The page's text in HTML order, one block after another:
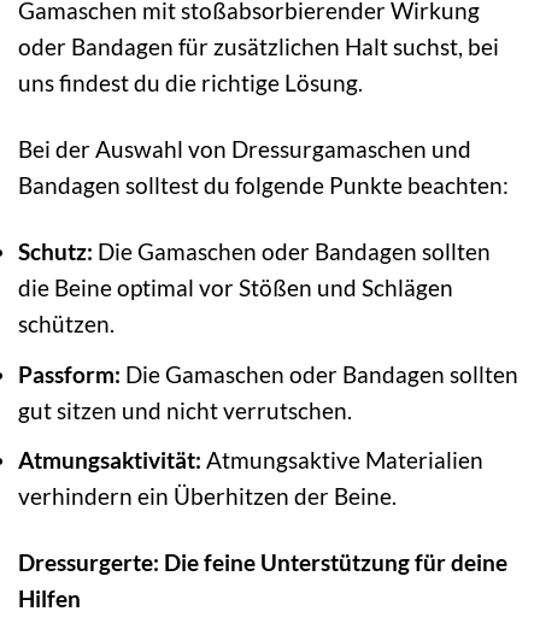
Gamaschen mit stoßabsorbierender Wirkung
oder Bandagen für zusätzlichen Halt suchst, bei
uns findest du die richtige Lösung.
Bei der Auswahl von Dressurgamaschen und
Bandagen solltest du folgende Punkte beachten:
Schutz: Die Gamaschen oder Bandagen sollten
die Beine optimal vor Stößen und Schlägen
schützen.
Passform: Die Gamaschen oder Bandagen sollten
gut sitzen und nicht verrutschen.
Atmungsaktivität: Atmungsaktive Materialien
verhindern ein Überhitzen der Beine.
Dressurgerte: Die feine Unterstützung für deine
Hilfen